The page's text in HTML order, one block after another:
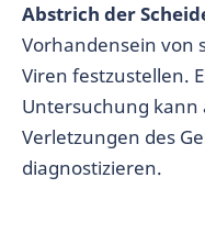
Abstrich der
Vorhandensein von
Viren festzustellen.
Untersuchung kann
Verletzungen des
diagnostizieren.